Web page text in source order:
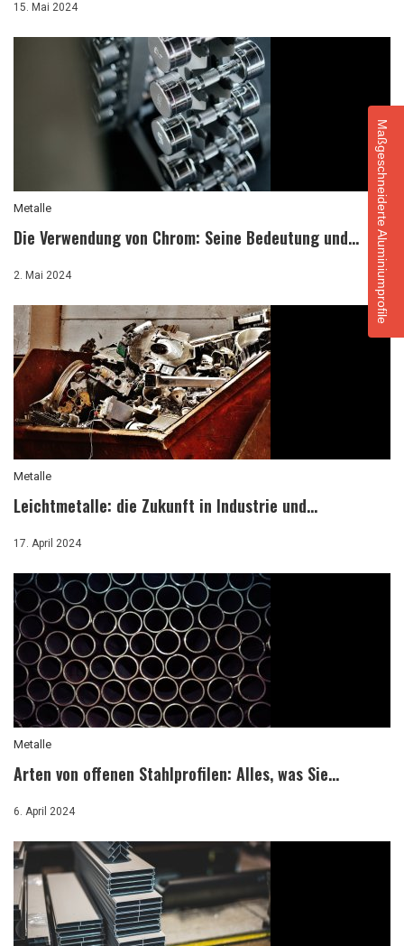
15. Mai 2024
Metalle
Die Verwendung von Chrom: Seine Bedeutung und...
2. Mai 2024
Metalle
Leichtmetalle: die Zukunft in Industrie und...
17. April 2024
Metalle
Arten von offenen Stahlprofilen: Alles, was Sie...
6. April 2024
Maßgeschneiderte Aluminiumprofile